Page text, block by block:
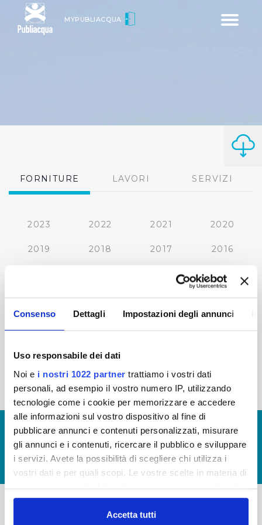
Consenso Dettagli Impostazioni degli annunci
Uso responsabile dei dati
Noi e i nostri 1022 partner trattiamo i vostri dati
personali, ad esempio il vostro numero IP, utilizzando
tecnologie come i cookie per memorizzare e accedere
alle informazioni sul vostro dispositivo al fine di
pubblicare annunci e contenuti personalizzati, misurare
gli annunci e i contenuti, ricercare il pubblico e sviluppare
i servizi. Avete la possibilità di scegliere chi utilizza i
vostri dati e per quali scopi. Le vostre scelte in materia di
in cui avete effettuato le vostre scelte. È possibile
modificare o revocare il proprio consenso in qualsiasi
Accetta tutti
Toggle
MYPUBLIACQUA
FORNITURE LAVORI SERVIZI
2023 2022 2021 2020
2019 2018 2017 2016
2012
2011 2010 2009 2008
‹ precedente 2
© Copyright 2017 - 2026
GLOSSARIO
GIUDICA IL SERVIZIO
LAVORA CON NOI